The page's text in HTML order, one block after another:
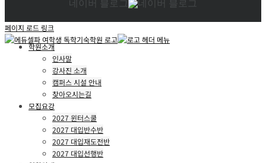
네이버 블로그
페이지 로드 링크
학원소개
인사말
강사진 소개
캠퍼스 시설 안내
찾아오시는길
모집요강
2027 윈터스쿨
2027 대입반수반
2027 대입재도전반
2027 대입선행반